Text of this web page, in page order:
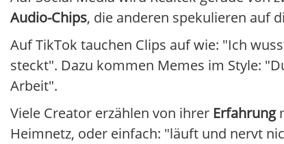
Audio-Chips, die anderen spekulieren auf
Auf TikTok tauchen Clips auf wie: "Ich
steckt". Dazu kommen Memes im Style:
Arbeit".
Viele Creator erzählen von ihrer Erfahrung
Heimnetz, oder einfach: "läuft und nervt